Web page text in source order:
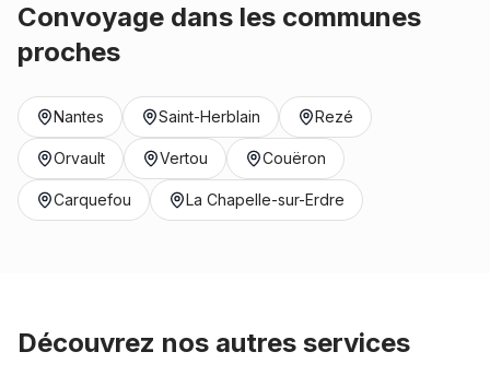
Convoyage dans les communes
proches
Nantes Saint-Herblain Rezé
Orvault Vertou Couëron
Carquefou La Chapelle-sur-Erdre
Découvrez nos autres services